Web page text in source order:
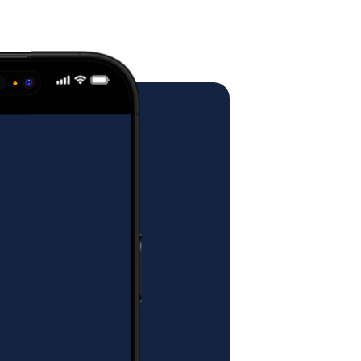
nam na dostawę mebli o
korespondencji z klientem.